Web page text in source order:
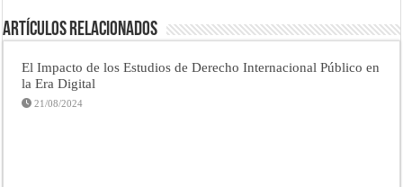
Artículos Relacionados
El Impacto de los Estudios de Derecho Internacional Público en
la Era Digital
21/08/2024